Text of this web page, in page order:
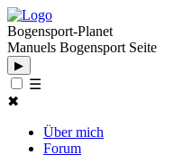
Bogensport-Planet
Manuels Bogensport Seite
▶
☰
✖
Über mich
Forum